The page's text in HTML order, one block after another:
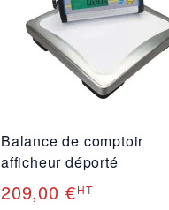
Balance de comptoir
afficheur déporté
209,00 €HT